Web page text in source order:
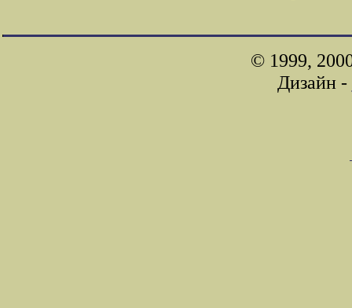
© 1999,
Дизайн -